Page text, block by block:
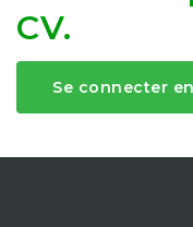
CV.
Se connecter